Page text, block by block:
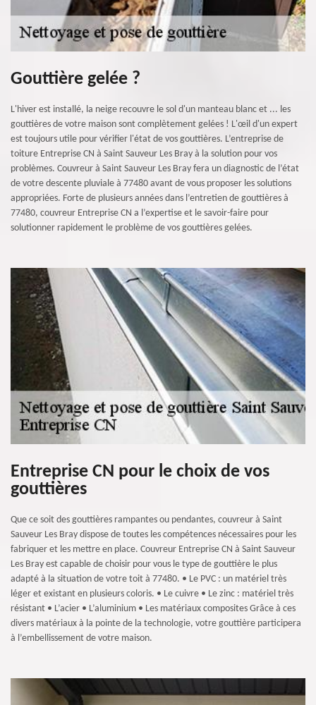
Gouttière gelée ?
L'hiver est installé, la neige recouvre le sol d'un manteau blanc et ... les
gouttières de votre maison sont complètement gelées ! L'œil d'un expert
est toujours utile pour vérifier l'état de vos gouttières. L’entreprise de
toiture Entreprise CN à Saint Sauveur Les Bray à la solution pour vos
problèmes. Couvreur à Saint Sauveur Les Bray fera un diagnostic de l’état
de votre descente pluviale à 77480 avant de vous proposer les solutions
appropriées. Forte de plusieurs années dans l’entretien de gouttières à
77480, couvreur Entreprise CN a l’expertise et le savoir-faire pour
solutionner rapidement le problème de vos gouttières gelées.
Entreprise CN pour le choix de vos
gouttières
Que ce soit des gouttières rampantes ou pendantes, couvreur à Saint
Sauveur Les Bray dispose de toutes les compétences nécessaires pour les
fabriquer et les mettre en place. Couvreur Entreprise CN à Saint Sauveur
Les Bray est capable de choisir pour vous le type de gouttière le plus
adapté à la situation de votre toit à 77480. • Le PVC : un matériel très
léger et existant en plusieurs coloris. • Le cuivre • Le zinc : matériel très
résistant • L’acier • L’aluminium • Les matériaux composites Grâce à ces
divers matériaux à la pointe de la technologie, votre gouttière participera
à l’embellissement de votre maison.